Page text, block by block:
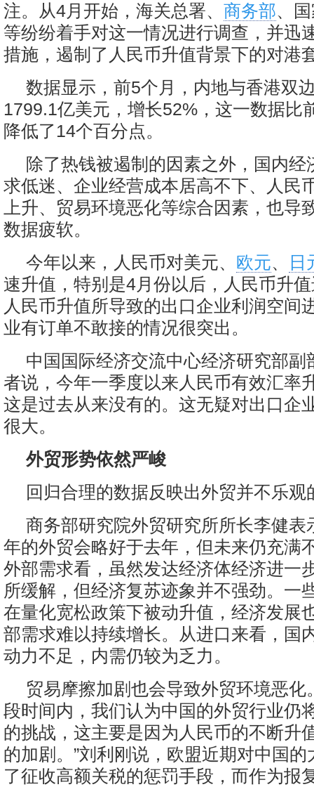
注。从4月开始，海关总署、 商务部、
等纷纷着手对这一情况进行调查，并迅
措施，遏制了人民币升值背景下的对港
数据显示，前5个月，内地与香港双
1799.1亿美元，增长52%，这一数据比
降低了14个百分点。
除了热钱被遏制的因素之外，国内经
求低迷、企业经营成本居高不下、人民
上升、贸易环境恶化等综合因素，也导
数据疲软。
今年以来，人民币对美元、 欧元、
日
速升值，特别是4月份以后，人民币升
人民币升值所导致的出口企业利润空间
业有订单不敢接的情况很突出。
中国国际经济交流中心经济研究部副
者说，今年一季度以来人民币有效汇率
这是过去从来没有的。这无疑对出口企
很大。
外贸形势依然严峻
回归合理的数据反映出外贸并不乐观
商务部研究院外贸研究所所长李健表
年的外贸会略好于去年，但未来仍充满
外部需求看，虽然发达经济体经济进一
所缓解，但经济复苏迹象并不强劲。一
在量化宽松政策下被动升值，经济发展
部需求难以持续增长。从进口来看，国
动力不足，内需仍较为乏力。
贸易摩擦加剧也会导致外贸环境恶化
段时间内，我们认为中国的外贸行业仍
的挑战，这主要是因为人民币的不断升
的加剧。”刘利刚说，欧盟近期对中国
了征收高额关税的惩罚手段，而作为报